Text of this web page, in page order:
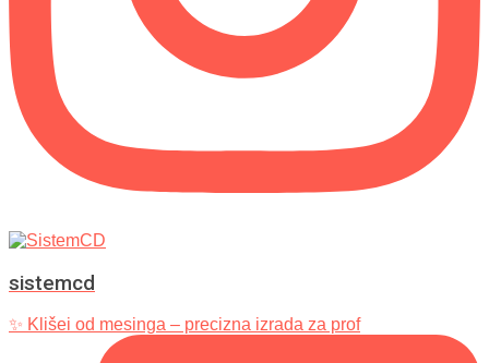
sistemcd
✨ Klišei od mesinga – precizna izrada za prof